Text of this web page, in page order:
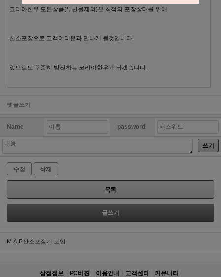
코리아한우 모든상품(부산물제외)은 최적의 포장상태를 위해
산소포장으로 고객여러분과 만나게 될것입니다.
앞으로도 꾸준히 발전하는 코리아한우가 되겠습니다.
댓글쓰기
Name password
쓰기
수정 삭제
목록
글쓰기
M.A.P산소포장기 도입
상점정보 PC버젼 이용안내 고객센터 커뮤니티